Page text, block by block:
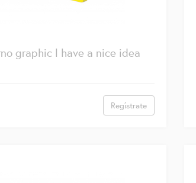
graphic l have a nice idea
Regístrate